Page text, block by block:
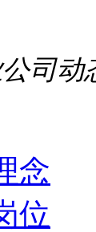
司动
念
位